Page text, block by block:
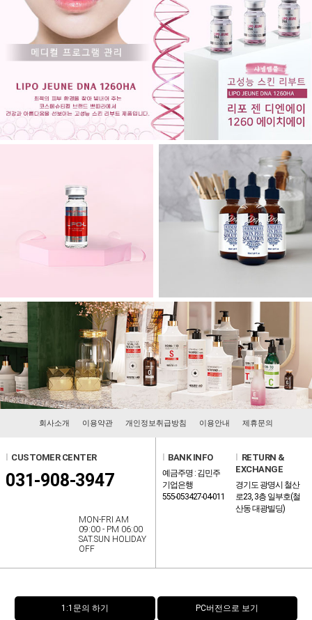
회사소개 이용약관 개인정보취급방침 이용안내 제휴문의
l CUSTOMER CENTER
031-908-3947
MON-FRI AM
09:00 - PM 06:00
SAT.SUN HOLIDAY
OFF
l BANK INFO
예금주명 : 김민주
기업은행
555-053427-04-011
l RETURN &
EXCHANGE
경기도 광명시 철산
로23, 3층 일부호(철
산동 대광빌딩)
1:1문의 하기 PC버전으로 보기